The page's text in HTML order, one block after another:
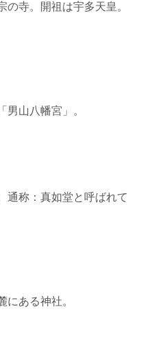
寺。開祖は宇多天皇。
男山八幡宮」。
通称：真如堂と呼ばれて
にある神社。